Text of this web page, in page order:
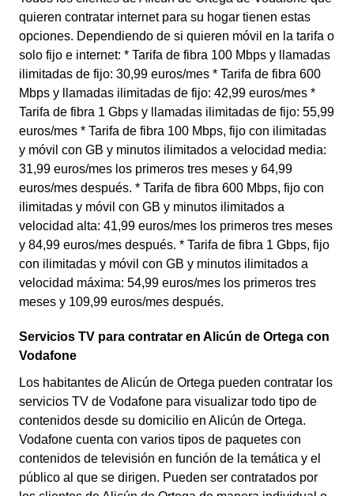
quieren contratar internet para su hogar tienen estas
opciones. Dependiendo de si quieren móvil en la tarifa o
solo fijo e internet: * Tarifa de fibra 100 Mbps y llamadas
ilimitadas de fijo: 30,99 euros/mes * Tarifa de fibra 600
Mbps y llamadas ilimitadas de fijo: 42,99 euros/mes *
Tarifa de fibra 1 Gbps y llamadas ilimitadas de fijo: 55,99
euros/mes * Tarifa de fibra 100 Mbps, fijo con ilimitadas
y móvil con GB y minutos ilimitados a velocidad media:
31,99 euros/mes los primeros tres meses y 64,99
euros/mes después. * Tarifa de fibra 600 Mbps, fijo con
ilimitadas y móvil con GB y minutos ilimitados a
velocidad alta: 41,99 euros/mes los primeros tres meses
y 84,99 euros/mes después. * Tarifa de fibra 1 Gbps, fijo
con ilimitadas y móvil con GB y minutos ilimitados a
velocidad máxima: 54,99 euros/mes los primeros tres
meses y 109,99 euros/mes después.
Servicios TV para contratar en Alicún de Ortega con
Vodafone
Los habitantes de Alicún de Ortega pueden contratar los
servicios TV de Vodafone para visualizar todo tipo de
contenidos desde su domicilio en Alicún de Ortega.
Vodafone cuenta con varios tipos de paquetes con
contenidos de televisión en función de la temática y el
público al que se dirigen. Pueden ser contratados por